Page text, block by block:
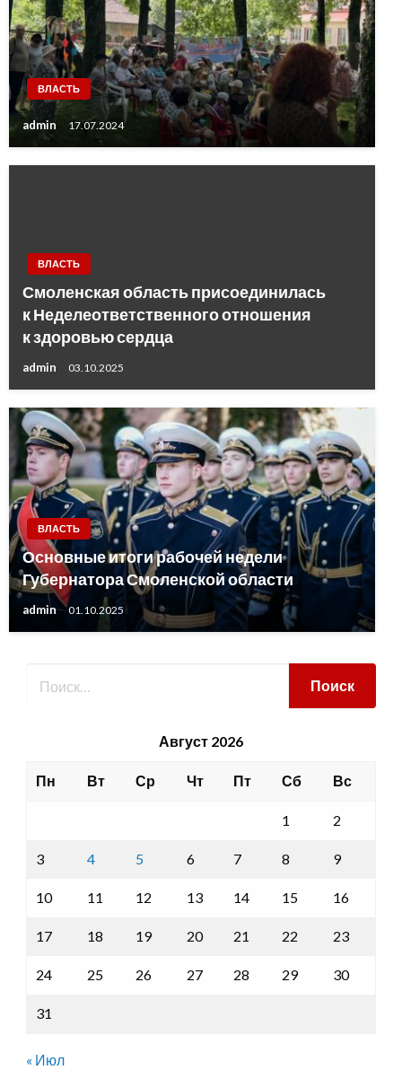
ВЛАСТЬ
admin 17.07.2024
ВЛАСТЬ
Смоленская область присоединилась
к Неделеответственного отношения
к здоровью сердца
admin 03.10.2025
ВЛАСТЬ
Основные итоги рабочей недели
Губернатора Смоленской области
admin 01.10.2025
Август 2026
Пн Вт Ср Чт Пт Сб Вс
1 2
3 4 5 6 7 8 9
10 11 12 13 14 15 16
17 18 19 20 21 22 23
24 25 26 27 28 29 30
31
« Июл